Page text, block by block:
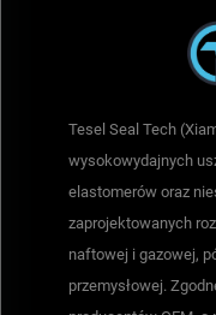
Tesel Seal Tech
wysokowydajnych
elastomerów oraz
zaprojektowanych
naftowej i gazowej,
przemysłowej.